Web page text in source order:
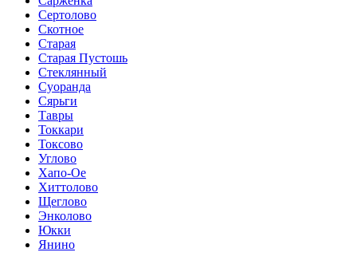
Сертолово
Скотное
Старая
Старая Пустошь
Стеклянный
Суоранда
Сярьги
Тавры
Токкари
Токсово
Углово
Хапо-Ое
Хиттолово
Щеглово
Энколово
Юкки
Янино